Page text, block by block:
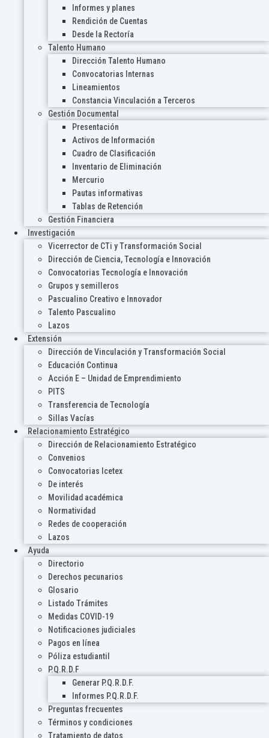
Informes y planes
Rendición de Cuentas
Desde la Rectoría
Talento Humano
Dirección Talento Humano
Convocatorias Internas
Lineamientos
Constancia Vinculación a Terceros
Gestión Documental
Presentación
Activos de Información
Cuadro de Clasificación
Inventario de Eliminación
Mercurio
Pautas informativas
Tablas de Retención
Gestión Financiera
Investigación
Vicerrector de CTi y Transformación Social
Dirección de Ciencia, Tecnología e Innovación
Convocatorias Tecnología e Innovación
Grupos y semilleros
Pascualino Creativo e Innovador
Talento Pascualino
Lazos
Extensión
Dirección de Vinculación y Transformación Social
Educación Continua
Acción E – Unidad de Emprendimiento
PITS
Transferencia de Tecnología
Sillas Vacías
Relacionamiento Estratégico
Dirección de Relacionamiento Estratégico
Convenios
Convocatorias Icetex
De interés
Movilidad académica
Normatividad
Redes de cooperación
Lazos
Ayuda
Directorio
Derechos pecunarios
Glosario
Listado Trámites
Medidas COVID-19
Notificaciones judiciales
Pagos en línea
Póliza estudiantil
P.Q.R.D.F
Generar P.Q.R.D.F.
Informes P.Q.R.D.F.
Preguntas frecuentes
Términos y condiciones
Tratamiento de datos